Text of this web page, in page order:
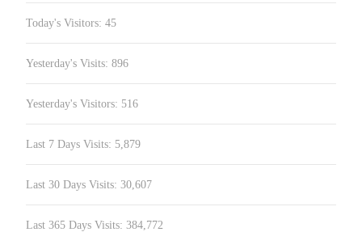
Today's Visitors: 45
Yesterday's Visits: 896
Yesterday's Visitors: 516
Last 7 Days Visits: 5,879
Last 30 Days Visits: 30,607
Last 365 Days Visits: 384,772